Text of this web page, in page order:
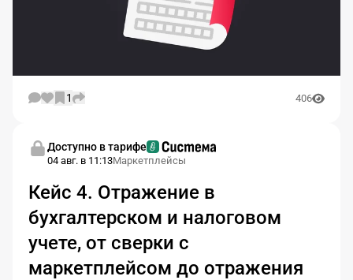
1 406
Доступно в тарифе
04 авг. в 11:13Маркетплейсы
Кейс 4. Отражение в
бухгалтерском и налоговом
учете, от сверки с
маркетплейсом до отражения